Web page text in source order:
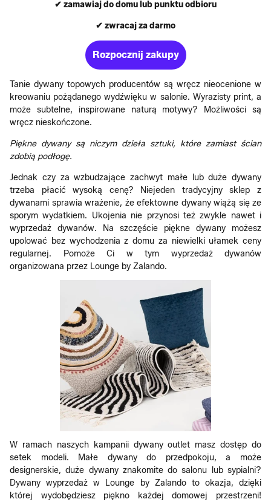
✔ zamawiaj do domu lub punktu odbioru
✔ zwracaj za darmo
Rozpocznij zakupy
Tanie dywany topowych producentów są wręcz nieocenione w
kreowaniu pożądanego wydźwięku w salonie. Wyrazisty print, a
może subtelne, inspirowane naturą motywy? Możliwości są
wręcz nieskończone.
Piękne dywany są niczym dzieła sztuki, które zamiast ścian
zdobią podłogę.
Jednak czy za wzbudzające zachwyt małe lub duże dywany
trzeba płacić wysoką cenę? Niejeden tradycyjny sklep z
dywanami sprawia wrażenie, że efektowne dywany wiążą się ze
sporym wydatkiem. Ukojenia nie przynosi też zwykle nawet i
wyprzedaż dywanów. Na szczęście piękne dywany możesz
upolować bez wychodzenia z domu za niewielki ułamek ceny
regularnej. Pomoże Ci w tym wyprzedaż dywanów
organizowana przez Lounge by Zalando.
W ramach naszych kampanii dywany outlet masz dostęp do
setek modeli. Małe dywany do przedpokoju, a może
designerskie, duże dywany znakomite do salonu lub sypialni?
Dywany wyprzedaż w Lounge by Zalando to okazja, dzięki
której wydobędziesz piękno każdej domowej przestrzeni!